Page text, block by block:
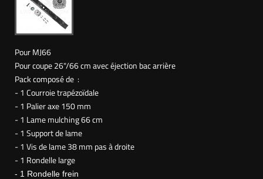
Pour MJ66
Pour coupe 26"/66 cm avec éjection bac arrière
Pack composé de :
- 1 Courroie trapézoïdale
- 1 Palier axe 150 mm
- 1 Lame mulching 66 cm
- 1 Support de lame
- 1 Vis de lame 38 mm pas à droite
- 1 Rondelle large
- 1 Rondelle frein